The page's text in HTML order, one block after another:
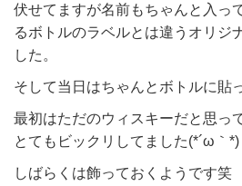
伏せてますが名前もちゃんと入っ
るボトルのラベルとは違うオリジ
した。
そして当日はちゃんとボトルに貼
最初はただのウィスキーだと思っ
とてもビックリしてました(*´ω｀*)
しばらくは飾っておくようです笑